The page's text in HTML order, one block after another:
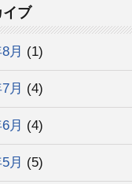
イブ
月 (1)
月 (4)
月 (4)
月 (5)